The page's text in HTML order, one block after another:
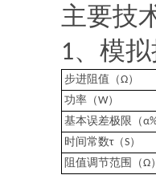
主要技
1、模
步进阻值（Ω）
功率（W）
基本误差极限（
时间常数τ（S）
阻值调节范围（Ω